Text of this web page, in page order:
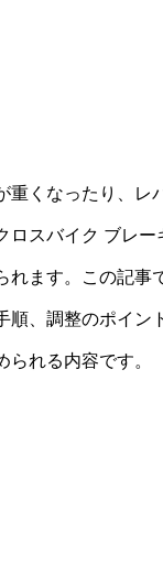
くなったり、レ
スバイク ブレ
ます。この記事
、調整のポイン
れる内容です。